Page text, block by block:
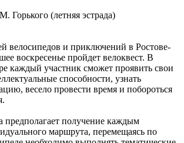
Горького (летняя эстрада)
велосипедов и приключений в Ростове-
воскресенье пройдет велоквест. В
каждый участник сможет проявить свои
способности, узнать
весело провести время и побороться
предполагает получение каждым
маршрута, перемещаясь по